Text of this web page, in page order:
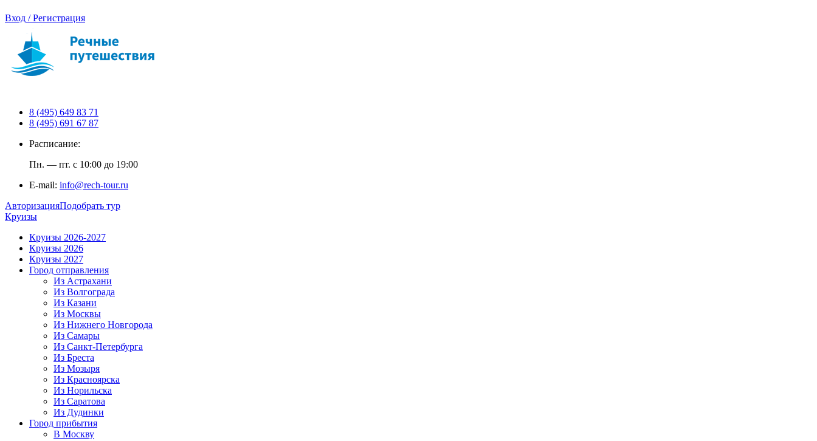
Вход / Регистрация
8 (495) 649 83 71
8 (495) 691 67 87
Расписание:
Пн. — пт. с 10:00 до 19:00
E-mail: info@rech-tour.ru
АвторизацияПодобрать тур
Круизы
Круизы 2026-2027
Круизы 2026
Круизы 2027
Город отправления
Из Астрахани
Из Волгограда
Из Казани
Из Москвы
Из Нижнего Новгорода
Из Самары
Из Санкт-Петербурга
Из Бреста
Из Мозыря
Из Красноярска
Из Норильска
Из Саратова
Из Дудинки
Город прибытия
В Москву